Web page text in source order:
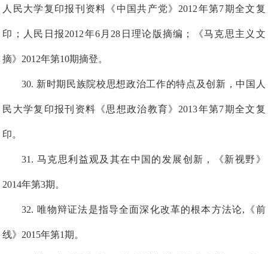
人民大学复印报刊资料《中国共产党》2012年第7期全文复
印；人民日报2012年6月28日理论版摘编；《马克思主义文
摘》2012年第10期摘登。
30. 新时期民族院校思想政治工作的特点及创新，中国人
民大学复印报刊资料《思想政治教育》2013年第7期全文复
印。
31 . 马克思利益观及其在中国的发展创新，《新视野》
2014年第3期。
32. 唯物辩证法是指导全面深化改革的根本方法论,《前
线》2015年第1期。